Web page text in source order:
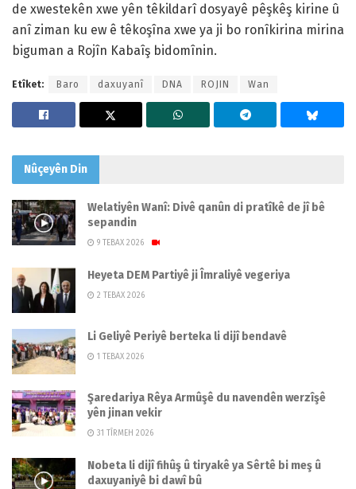
de xwestekên xwe yên têkildarî dosyayê pêşkêş kirine û
anî ziman ku ew ê têkoşîna xwe ya ji bo ronîkirina mirina
biguman a Rojîn Kabaîş bidomînin.
Etîket: Baro daxuyanî DNA ROJIN Wan
Nûçeyên Din
Welatiyên Wanî: Divê qanûn di pratîkê de jî bê
sepandin
9 TEBAX 2026
Heyeta DEM Partiyê ji Îmraliyê vegeriya
2 TEBAX 2026
Li Geliyê Periyê berteka li dijî bendavê
1 TEBAX 2026
Şaredariya Rêya Armûşê du navendên werzîşê
yên jinan vekir
31 TÎRMEH 2026
Nobeta li dijî fihûş û tiryakê ya Sêrtê bi meş û
daxuyaniyê bi dawî bû